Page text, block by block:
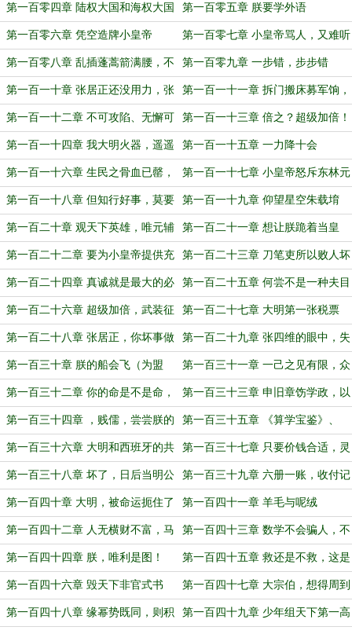
能的弟子！ 而不怀德
第一百零四章 陆权大国和海权大国
的小小碰撞
第一百零五章 朕要学外语
第一百零六章 凭空造牌小皇帝 第一百零七章 小皇帝骂人，又难听
又诛心
第一百零八章 乱插蓬蒿箭满腰，不
怕猛虎欺黄犊
第一百零九章 一步错，步步错
第一百一十章 张居正还没用力，张
四维就底牌尽出
第一百一十一章 拆门搬床募军饷，
单刀赴会劝贼降
第一百一十二章 不可攻陷、无懈可
击的城堡
第一百一十三章 倍之？超级加倍！
第一百一十四章 我大明火器，遥遥
领先！
第一百一十五章 一力降十会
第一百一十六章 生民之骨血已罄，
国用之费出无经
第一百一十七章 小皇帝怒斥东林元
老
第一百一十八章 但知行好事，莫要
问前程
第一百一十九章 仰望星空朱载堉
第一百二十章 观天下英雄，唯元辅
与载堉耳
第一百二十一章 想让朕跪着当皇
帝？没门！
第一百二十二章 要为小皇帝提供充
足的弹药！
第一百二十三章 刀笔吏所以败人坏
事之法
第一百二十四章 真诚就是最大的必
杀技
第一百二十五章 何尝不是一种夫目
前犯？
第一百二十六章 超级加倍，武装征
税
第一百二十七章 大明第一张税票
第一百二十八章 张居正，你坏事做
尽！
第一百二十九章 张四维的眼中，失
去了光
第一百三十章 朕的船会飞（为盟
主“1高山流水1”贺！）
第一百三十一章 一己之见有限，众
人之智无穷
第一百三十二章 你的命是不是命，
你是不是人？
第一百三十三章 申旧章饬学政，以
振兴人才
第一百三十四章 ，贱儒，尝尝朕的
廷杖！
第一百三十五章 《算学宝鉴》、
《算法统宗》和《泰西算学》
第一百三十六章 大明和西班牙的共
同困境
第一百三十七章 只要价钱合适，灵
魂都能出卖给恶魔
第一百三十八章 坏了，日后当明公
得会算学
第一百三十九章 六册一账，收付记
账法
第一百四十章 大明，被命运扼住了
喉咙
第一百四十一章 羊毛与呢绒
第一百四十二章 人无横财不富，马
无夜草不肥
第一百四十三章 数学不会骗人，不
会是真的不会
第一百四十四章 朕，唯利是图！ 第一百四十五章 救还是不救，这是
一个问题
第一百四十六章 毁天下非官式书
院，禁聚徒讲学
第一百四十七章 大宗伯，想得周到
第一百四十八章 缘幂势既同，则积 第一百四十九章 少年组天下第一高